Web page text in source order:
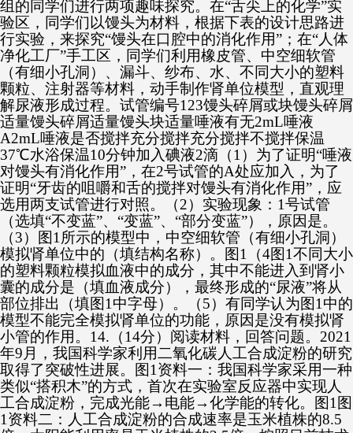
组的同学们进行两项趣味探究。在“舌尖上的化学”实
验区，同学们以馒头为材料，根据下表的设计思路进
行实验，来探究“馒头在口腔中的消化作用”；在“人体
净化工厂”手工区，同学们利用橡皮管、中空细软管
（有细小孔洞）、漏斗、纱布、水、不同大小的塑料
颗粒、注射器等材料，动手制作肾单位模型，直观理
解尿液形成过程。试管编号123馒头碎屑或块馒头碎屑
适量馒头碎屑适量馒头块适量唾液有无2mL唾液
A2mL唾液是否搅拌充分搅拌充分搅拌不搅拌保温
37℃水浴保温10分钟加入碘液2滴（1）为了证明“唾液
对馒头有消化作用”，在2号试管的A处应加入，为了
证明“牙齿的咀嚼和舌的搅拌对馒头有消化作用”，应
选用两支试管进行对照。（2）实验现象：1号试管
（选填“不变蓝”、“变蓝”、“部分变蓝”），原因是。
（3）图1所示的模型中，中空细软管（有细小孔洞）
模拟肾单位中的（填结构名称）。图1（4图1不同大小
的塑料颗粒模拟血液中的成分，其中不能进入到肾小
囊的成分是（填血液成分），最终形成的“尿液”将从
部位排出（填图1中字母）。（5）有同学认为图1中的
模型不能完全模拟肾单位的功能，原因是没有模拟肾
小管的作用。14.（14分）阅读材料，回答问题。2021
年9月，我国科学家利用二氧化碳人工合成淀粉的研究
取得了突破性进展。图1资料一：我国科学家采用一种
类似“搭积木”的方式，首次在实验室反应器中实现人
工合成淀粉，完成光能→电能→化学能的转化。图1图
1资料二：人工合成淀粉的合成速率是玉米植株的8.5